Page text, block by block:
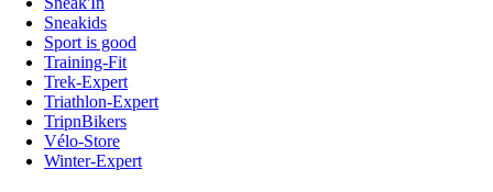
Sneakids
Sport is good
Training-Fit
Trek-Expert
Triathlon-Expert
TripnBikers
Vélo-Store
Winter-Expert